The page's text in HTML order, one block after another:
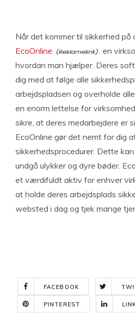
Når det kommer til sikkerhed på
EcoOnline
en
hvordan man hjælper. Deres
dig med at følge alle
arbejdspladsen og overholde
en enorm lettelse for
sikre, at deres medarbejdere er
EcoOnline gør det nemt for dig
sikkerhedsprocedurer. Dette
undgå ulykker og dyre bøder.
et værdifuldt aktiv for enhver
at holde deres arbejdsplads
websted i dag og tjek mange
FACEBOOK
PINTEREST